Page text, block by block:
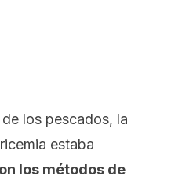
los pescados, la
estaba
los métodos de